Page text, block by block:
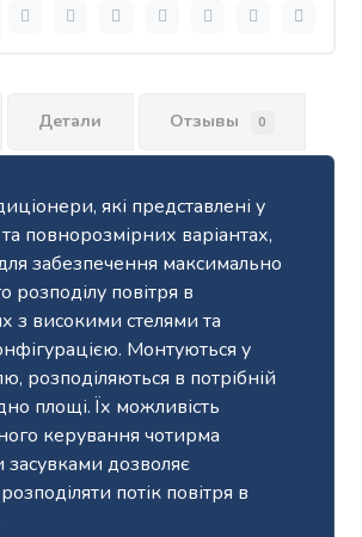
Детали Отзывы 0
які представлені у
повнорозмірних варіантах,
забезпечення максимально
розподілу повітря в
з високими стелями та
Монтуються у
розподіляються в потрібній
площі. Їх можливість
керування чотирма
засувками дозволяє
потік повітря в